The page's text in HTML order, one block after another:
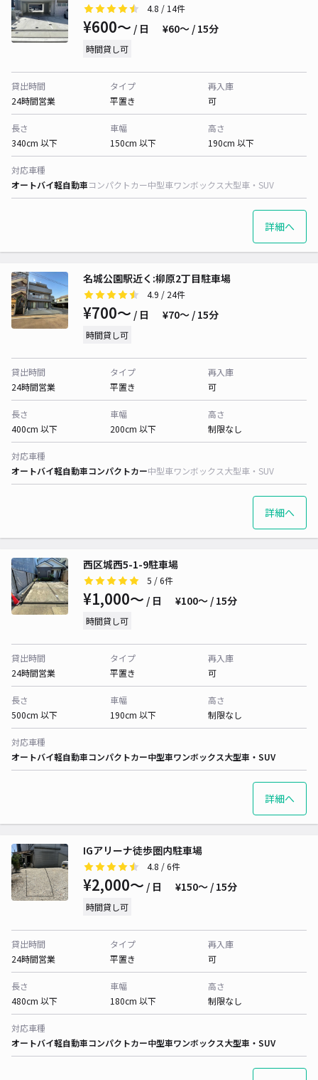
4.8 / 14件
¥600〜 / 日 ¥60〜 / 15分
時間貸し可
貸出時間
24時間営業
タイプ
平置き
再入庫
可
長さ
340cm 以下
車幅
150cm 以下
高さ
190cm 以下
対応車種
オートバイ軽自動車コンパクトカー中型車ワンボックス大型車・SUV
詳細へ
名城公園駅近く:柳原2丁目駐車場
4.9 / 24件
¥700〜 / 日 ¥70〜 / 15分
時間貸し可
貸出時間
24時間営業
タイプ
平置き
再入庫
可
長さ
400cm 以下
車幅
200cm 以下
高さ
制限なし
対応車種
オートバイ軽自動車コンパクトカー中型車ワンボックス大型車・SUV
詳細へ
西区城西5-1-9駐車場
5 / 6件
¥1,000〜 / 日 ¥100〜 / 15分
時間貸し可
貸出時間
24時間営業
タイプ
平置き
再入庫
可
長さ
500cm 以下
車幅
190cm 以下
高さ
制限なし
対応車種
オートバイ軽自動車コンパクトカー中型車ワンボックス大型車・SUV
詳細へ
IGアリーナ徒歩圏内駐車場
4.8 / 6件
¥2,000〜 / 日 ¥150〜 / 15分
時間貸し可
貸出時間
24時間営業
タイプ
平置き
再入庫
可
長さ
480cm 以下
車幅
180cm 以下
高さ
制限なし
対応車種
オートバイ軽自動車コンパクトカー中型車ワンボックス大型車・SUV